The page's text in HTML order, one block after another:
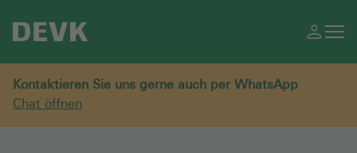
Kontaktieren Sie uns gerne auch per WhatsApp
Chat öffnen